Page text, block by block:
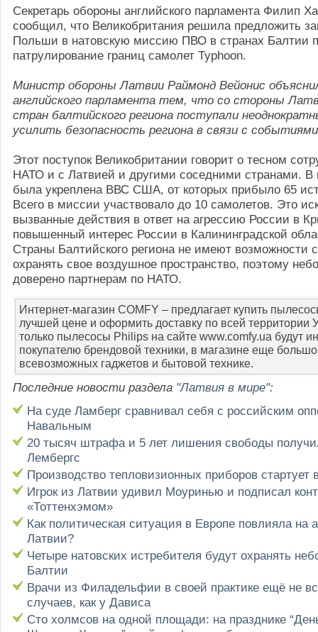
Секретарь обороны английского парламента Филип
сообщил, что Великобритания решила предложить
Польши в натовскую миссию ПВО в странах Балтии
патрулирование границ самолет Typhoon.
Министр обороны Латвии Раймонд Вейонис
английского парламента тем, что со стороны
стран балтийского региона поступали
усилить безопасность региона в связи с
Этот поступок Великобритании говорит о тесном
НАТО и с Латвией и другими соседними странами.
была укреплена ВВС США, от которых прибыло 65
Всего в миссии участвовало до 10 самолетов. Это
вызванные действия в ответ на агрессию России в
повышенный интерес России в Калининградской
Страны Балтийского региона не имеют возможности
охранять свое воздушное пространство, поэтому
доверено партнерам по НАТО.
Интернет-магазин COMFY – предлагает купить
лучшей цене и оформить доставку по всей территории
только пылесосы Philips на сайте www.comfy.ua будут
покупателю брендовой техники, в магазине еще
всевозможных гаджетов и бытовой технике.
Последние новости раздела "Латвия в мире":
На суде Ламберг сравнивал себя с российским
Навальным
20 тысяч штрафа и 5 лет лишения свободы
Лембергс
Производство тепловизионных приборов стартует
Игрок из Латвии удивил Моуринью и подписал
«Тоттенхэмом»
Как политическая ситуация в Европе повлияла на
Латвии?
Четыре натовских истребителя будут охранять
Балтии
Врачи из Филадельфии в своей практике ещё не
случаев, как у Дависа
Сто холмсов на одной площади: на празднике